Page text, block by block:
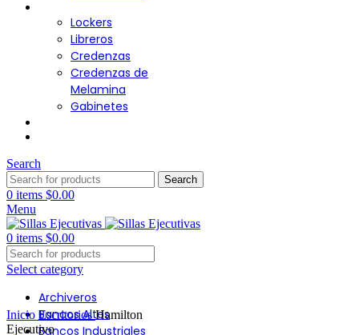
Lockers
Libreros
Credenzas
Credenzas de
Melamina
Gabinetes
Search
Search
0 items $0.00
Menu
0 items $0.00
Select category
Archiveros
Bancos Altos
Bancos Industriales
Click to enlarge
Inicio EscritoriosHamilton
Ejecutivo